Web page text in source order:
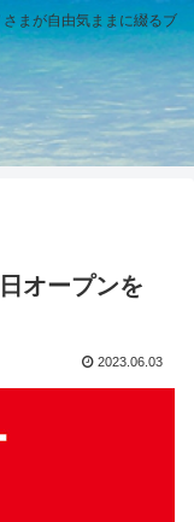
まが自由気ままに綴るブ
オープンを
2023.06.03